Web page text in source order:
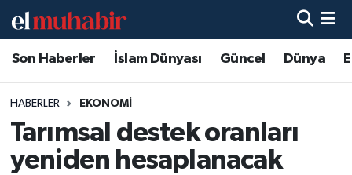
Son Haberler İslam Dünyası Güncel Dünya
HABERLER EKONOMI
Tarımsal destek oranları
yeniden hesaplanacak
Hava Durumu
Trafik Durumu
Süper Lig Puan Durumu ve Fikstür